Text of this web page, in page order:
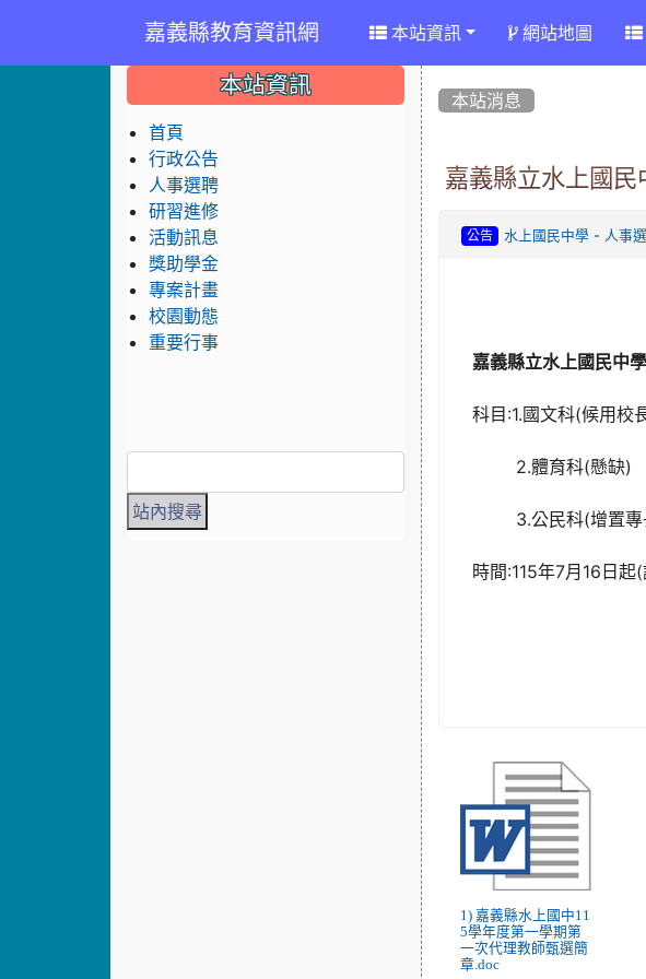
嘉義縣教育資訊網 本站資訊 網站地圖
本站消息
嘉義縣立水上國民
公告 水上國民中學 - 人事
嘉義縣立水上國民中
科目:1.國文科(候用校
2.體育科(懸缺)
3.公民科(增置專
時間:115年7月16日起
1) 嘉義縣水上國中11
5學年度第一學期第
一次代理教師甄選簡
章.doc
::: 本站資訊
首頁
行政公告
人事選聘
研習進修
活動訊息
獎助學金
專案計畫
校園動態
重要行事